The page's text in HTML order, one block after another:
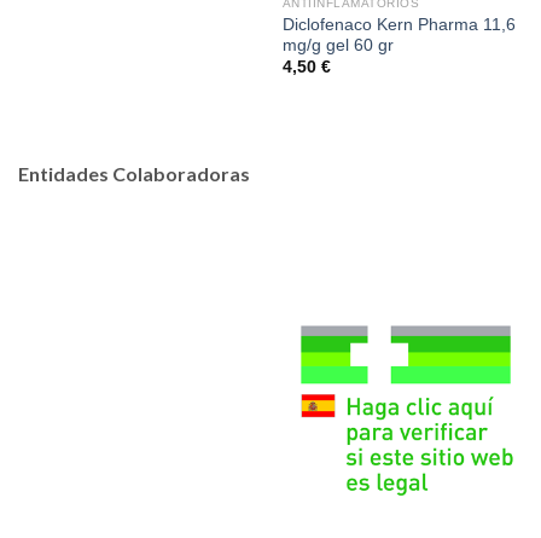
ANTIINFLAMATORIOS
Diclofenaco Kern Pharma 11,6
mg/g gel 60 gr
4,50 €
Entidades Colaboradoras